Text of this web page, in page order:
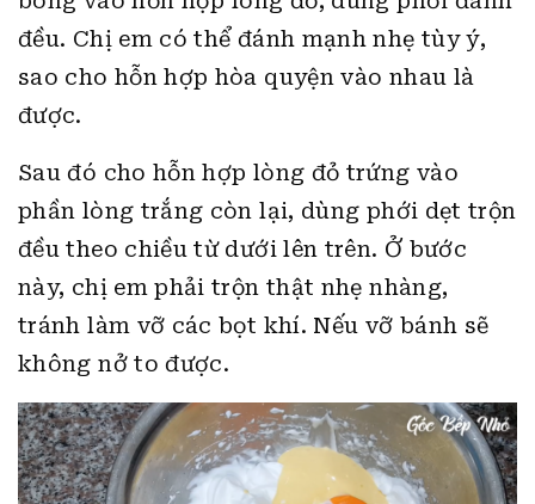
đều. Chị em có thể đánh mạnh nhẹ tùy ý,
sao cho hỗn hợp hòa quyện vào nhau là
được.
Sau đó cho hỗn hợp lòng đỏ trứng vào
phần lòng trắng còn lại, dùng phới dẹt trộn
đều theo chiều từ dưới lên trên. Ở bước
này, chị em phải trộn thật nhẹ nhàng,
tránh làm vỡ các bọt khí. Nếu vỡ bánh sẽ
không nở to được.